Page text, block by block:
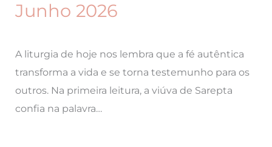
Junho 2026
A liturgia de hoje nos lembra que a fé autêntica
transforma a vida e se torna testemunho para os
outros. Na primeira leitura, a viúva de Sarepta
confia na palavra…